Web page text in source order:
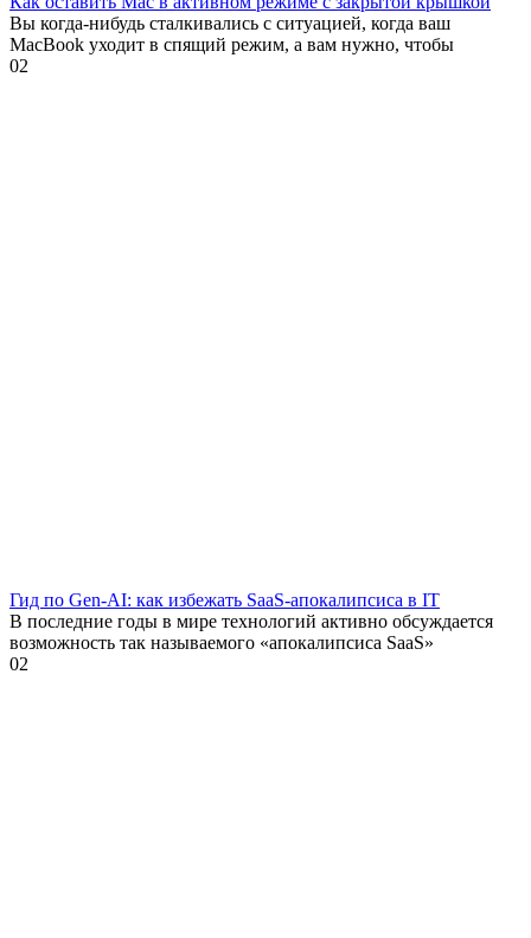
Вы когда-нибудь сталкивались с ситуацией, когда ваш
MacBook уходит в спящий режим, а вам нужно, чтобы
02
Гид по Gen-AI: как избежать SaaS-апокалипсиса в IT
В последние годы в мире технологий активно обсуждается
возможность так называемого «апокалипсиса SaaS»
02